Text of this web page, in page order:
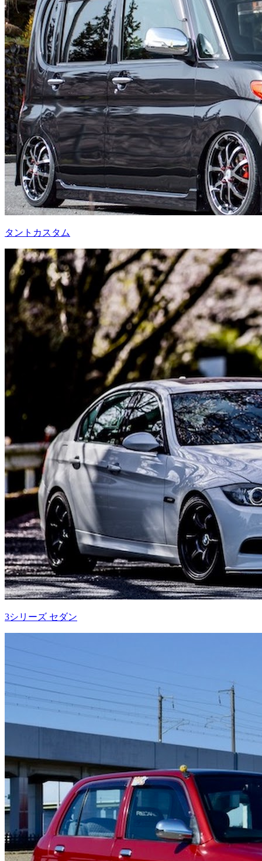
タントカスタム
3シリーズ セダン